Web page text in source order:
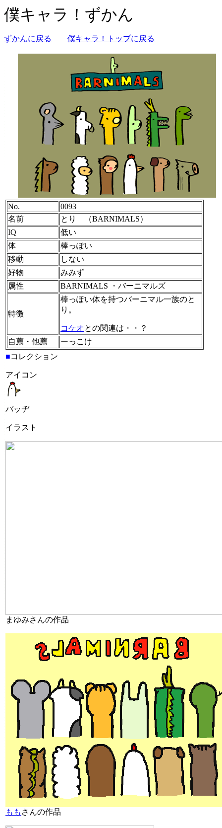
僕キャラ！ずかん
ずかんに戻る 僕キャラ！トップに戻る
No.
0093
名前
とり （BARNIMALS）
IQ
低い
体
棒っぽい
移動
しない
好物
みみず
属性
BARNIMALS ・バーニマルズ
特徴
棒っぽい体を持つバーニマル一族のと
り。
コケオとの関連は・・？
自薦・他薦
ーっこけ
■コレクション
アイコン
バッヂ
イラスト
まゆみさんの作品
もも さんの作品